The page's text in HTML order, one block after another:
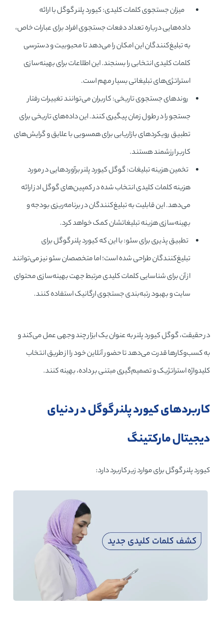
میزان جستجوی کلمات کلیدی: کیورد پلنر گوگل با ارائه
داده‌هایی درباره تعداد دفعات جستجوی افراد برای عبارات خاص،
به تبلیغ‌کنندگان این امکان را می‌دهد تا محبوبیت و دسترسی
کلمات کلیدی انتخابی را بسنجند. این اطلاعات برای بهینه‌سازی
استراتژی‌های تبلیغاتی بسیار مهم است.
روندهای جستجوی تاریخی: کاربران می‌توانند تغییرات رفتار
جستجو را در طول زمان پیگیری کنند. این داده‌های تاریخی برای
تطبیق رویکردهای بازاریابی برای همسویی با علایق و گرایش‌های
کاربر ارزشمند هستند.
تخمین هزینه تبلیغات: گوگل کیورد پلنر برآوردهایی در مورد
هزینه کلمات کلیدی انتخاب شده در کمپین‌های گوگل ادز ارائه
می‌دهد. این قابلیت به تبلیغ‌کنندگان در برنامه‌ریزی بودجه و
بهینه‌سازی هزینه تبلیغاتشان کمک خواهد کرد.
تطبیق پذیری برای سئو: با این که کیورد پلنر گوگل برای
تبلیغ‌کنندگان طراحی شده است؛ اما متخصصان سئو نیز می‌توانند
از آن برای شناسایی کلمات کلیدی مرتبط جهت بهینه‌سازی محتوای
سایت و بهبود رتبه‌بندی جستجوی ارگانیک استفاده کنند.
در حقیقت، گوگل کیورد پلنر به عنوان یک ابزار چند وجهی عمل می‌کند و
به کسب‌و‌کارها قدرت می‌دهد تا حضور آنلاین خود را از طریق انتخاب
کلیدواژه استراتژیک و تصمیم‌گیری مبتنی بر داده، بهینه كنند.
کاربردهای کیورد پلنر گوگل در دنیای
دیجیتال مارکتینگ
کیورد پلنر گوگل برای موارد زیر کاربرد دارد: